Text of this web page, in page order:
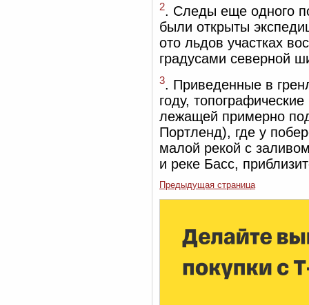
2. Следы еще одного
были открыты
ото льдов участках
градусами северной
3. Приведенные в
году,
лежащей примерно
Портленд), где у
малой рекой с
и реке Басс,
Предыдущая страница